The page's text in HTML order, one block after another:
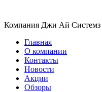
Компания Джи Ай Системз
Главная
О компании
Контакты
Новости
Акции
Обзоры